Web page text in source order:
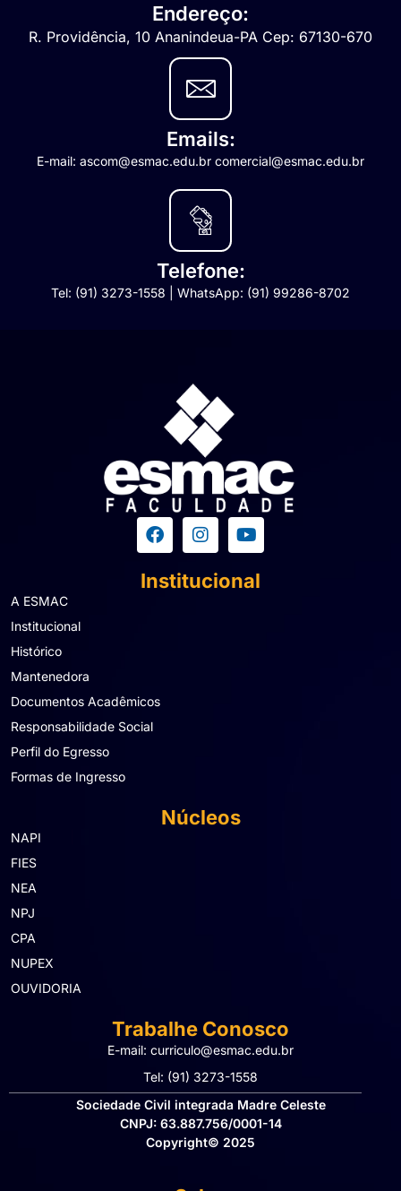
Endereço:
R. Providência, 10 Ananindeua-PA Cep: 67130-670
Emails:
E-mail: ascom@esmac.edu.br comercial@esmac.edu.br
Telefone:
Tel: (91) 3273-1558 | WhatsApp: (91) 99286-8702
Institucional
A ESMAC
Institucional
Histórico
Mantenedora
Documentos Acadêmicos
Responsabilidade Social
Perfil do Egresso
Formas de Ingresso
Núcleos
NAPI
FIES
NEA
NPJ
CPA
NUPEX
OUVIDORIA
Trabalhe Conosco
E-mail: curriculo@esmac.edu.br
Tel: (91) 3273-1558​
Sociedade Civil integrada Madre Celeste
CNPJ: 63.887.756/0001-14
Copyright© 2025